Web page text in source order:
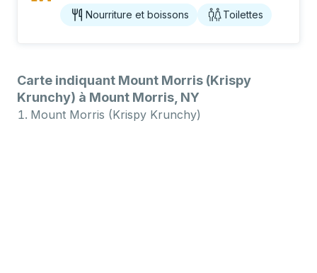
Nourriture et boissons Toilettes
Carte indiquant Mount Morris (Krispy
Krunchy) à Mount Morris, NY
Mount Morris (Krispy Krunchy)